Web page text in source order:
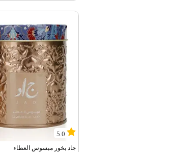
5.0
جاد بخور مبسوس العطاء